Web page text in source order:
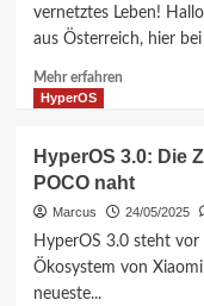
F8
Ultra,
Pro+
vernetztes Leben!
aus Österreich, hier
Mehr erfahrenMehr
HyperOS
3:
Die
Zukunft
HyperOS
HyperOS 3.0: Die
POCO naht
Marcus 24/05/2025
HyperOS 3.0 steht
Ökosystem von
neueste...